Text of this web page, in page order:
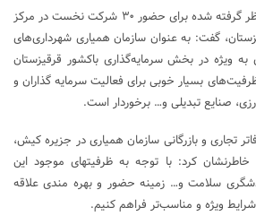
وی با اشاره به تسهیلات در نظر گرفته شده برای حضور ۳۰ شرکت نخست در مرکز
گفت: به عنوان سازمان همیاری شهرداری‌های
به ویژه در بخش سرمایه‌گذاری باکشور قرقیزستان
بسیار خوبی برای فعالیت سرمایه گذاران و
صنایع تبدیلی و… برخوردار است.
تجاری و بازرگانی سازمان همیاری در جزیره کیش،
خاطرنشان کرد: با توجه به ظرفیتهای موجود این
سلامت و… زمینه حضور و بهره مندی علاقه
ویژه و مناسب‌تر فراهم کنیم.